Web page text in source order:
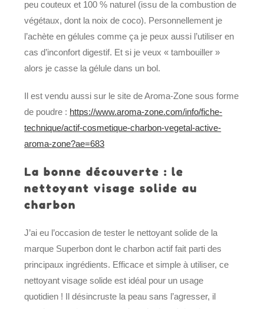
peu couteux et 100 % naturel (issu de la combustion de
végétaux, dont la noix de coco). Personnellement je
l’achète en gélules comme ça je peux aussi l’utiliser en
cas d’inconfort digestif. Et si je veux « tambouiller »
alors je casse la gélule dans un bol.
Il est vendu aussi sur le site de Aroma-Zone sous forme
de poudre : https://www.aroma-zone.com/info/fiche-
technique/actif-cosmetique-charbon-vegetal-active-
aroma-zone?ae=683
La bonne découverte : le
nettoyant visage solide au
charbon
J’ai eu l’occasion de tester le nettoyant solide de la
marque Superbon dont le charbon actif fait parti des
principaux ingrédients. Efficace et simple à utiliser, ce
nettoyant visage solide est idéal pour un usage
quotidien ! Il désincruste la peau sans l’agresser, il